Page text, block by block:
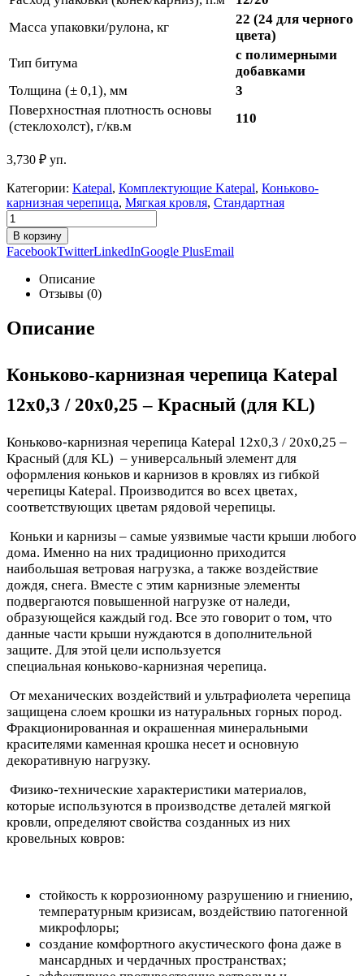
Масса упаковки/рулона, кг
22 (24 для черного
цвета)
Тип битума
с полимерными
добавками
Толщина (± 0,1), мм
3
Поверхностная плотность основы
(стеклохолст), г/кв.м
110
3,730 ₽ уп.
Категории: Katepal, Комплектующие Katepal, Коньково-
карнизная черепица, Мягкая кровля, Стандартная
В корзину
FacebookTwitterLinkedInGoogle PlusEmail
Описание
Отзывы (0)
Описание
Коньково-карнизная черепица Katepal
12х0,3 / 20х0,25 – Красный (для KL)
Коньково-карнизная черепица Katepal 12х0,3 / 20х0,25 –
Красный (для KL) – универсальный элемент для
оформления коньков и карнизов в кровлях из гибкой
черепицы Katepal. Производится во всех цветах,
соответствующих цветам рядовой черепицы.
Коньки и карнизы – самые уязвимые части крыши любого
дома. Именно на них традиционно приходится
наибольшая ветровая нагрузка, а также воздействие
дождя, снега. Вместе с этим карнизные элементы
подвергаются повышенной нагрузке от наледи,
образующейся каждый год. Все это говорит о том, что
данные части крыши нуждаются в дополнительной
защите. Для этой цели используется
специальная коньково-карнизная черепица.
От механических воздействий и ультрафиолета черепица
защищена слоем крошки из натуральных горных пород.
Фракционированная и окрашенная минеральными
красителями каменная крошка несет и основную
декоративную нагрузку.
Физико-технические характеристики материалов,
которые используются в производстве деталей мягкой
кровли, определяют свойства созданных из них
кровельных ковров:
стойкость к коррозионному разрушению и гниению,
температурным кризисам, воздействию патогенной
микрофлоры;
создание комфортного акустического фона даже в
мансардных и чердачных пространствах;